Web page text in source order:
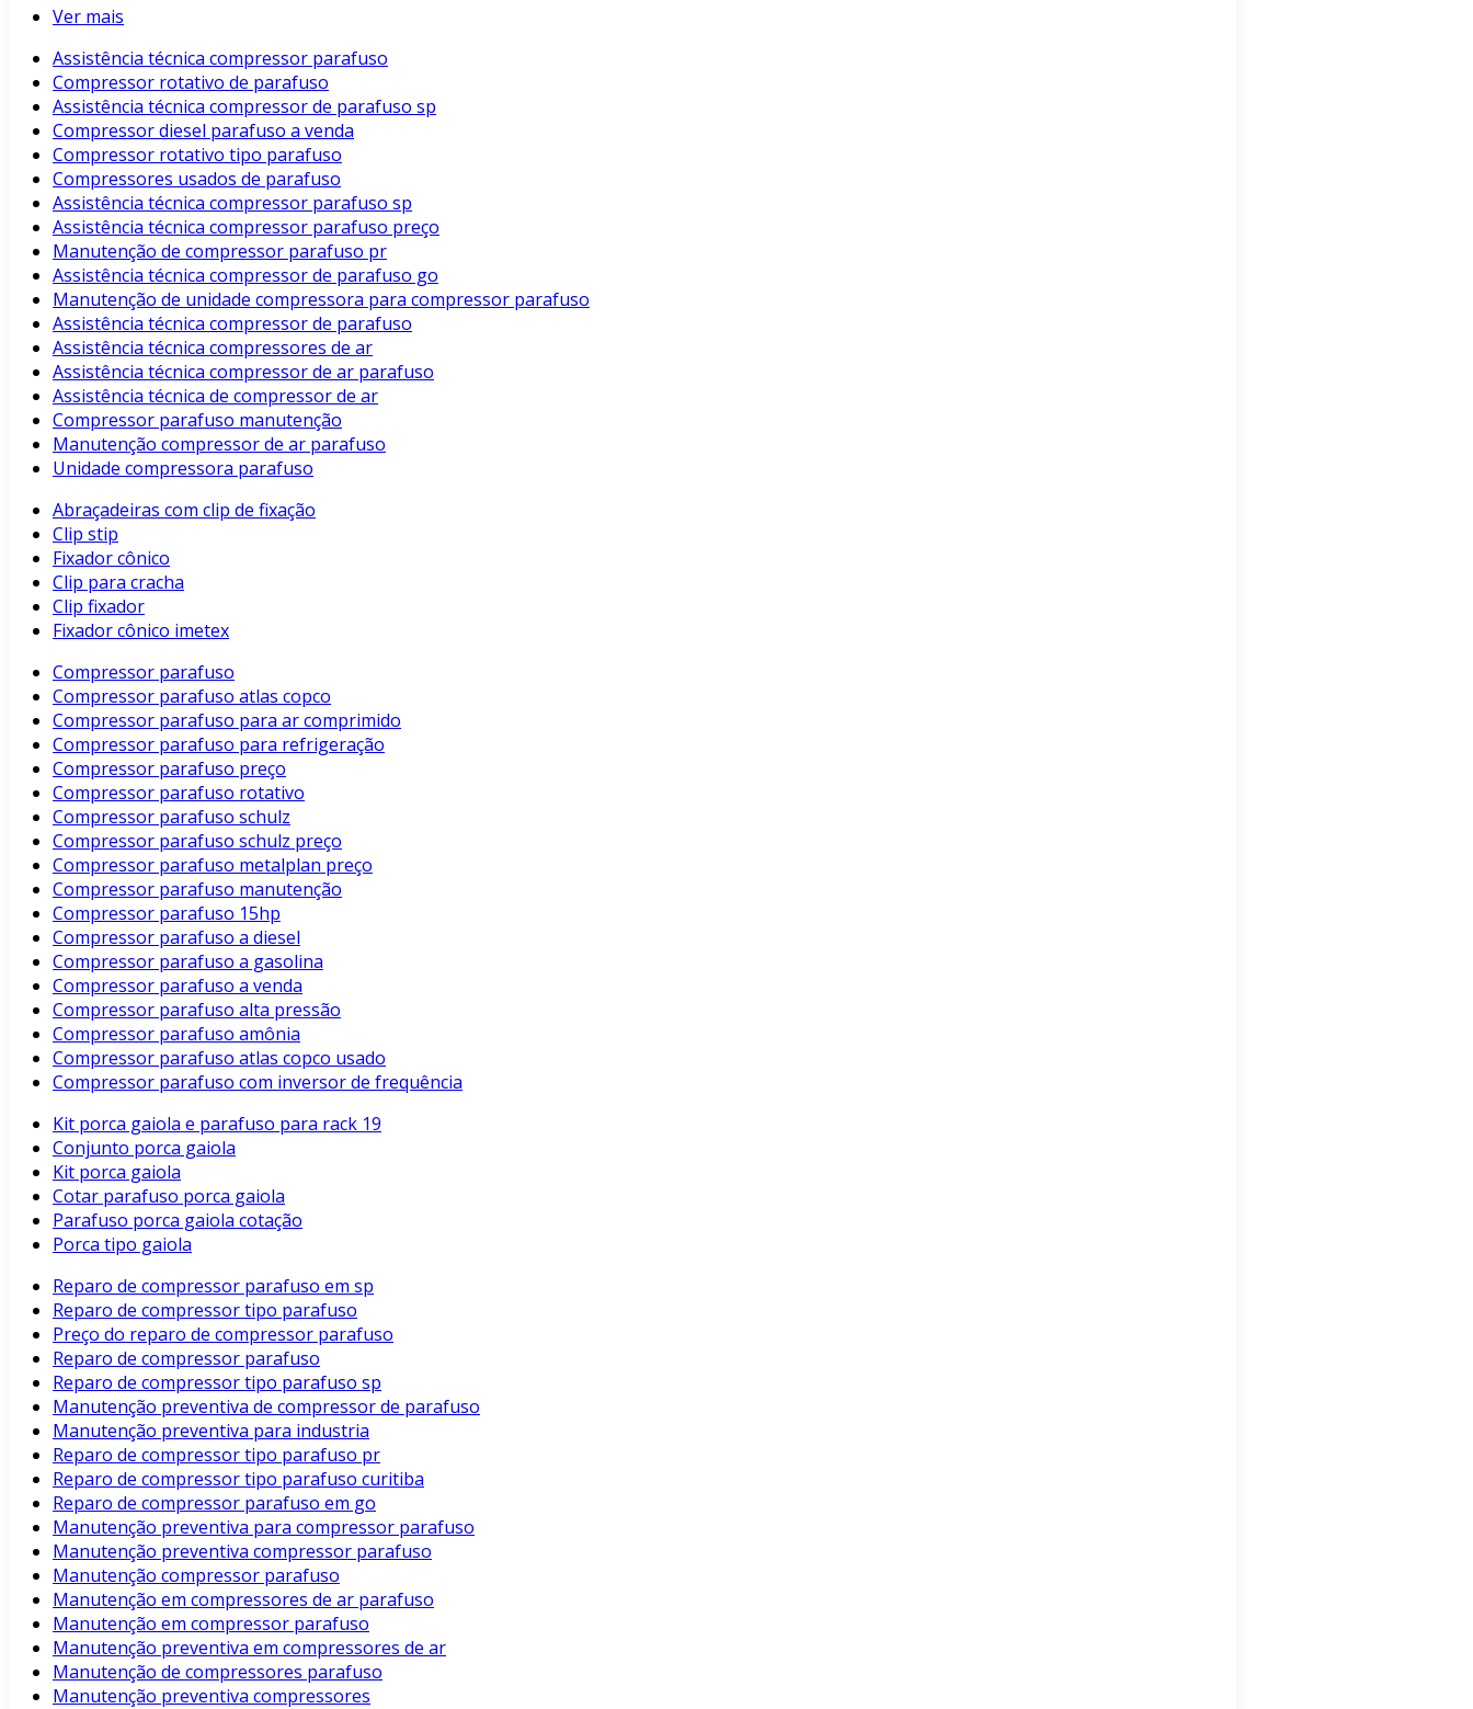
Ver mais
Assistência técnica compressor parafuso
Compressor rotativo de parafuso
Assistência técnica compressor de parafuso sp
Compressor diesel parafuso a venda
Compressor rotativo tipo parafuso
Compressores usados de parafuso
Assistência técnica compressor parafuso sp
Assistência técnica compressor parafuso preço
Manutenção de compressor parafuso pr
Assistência técnica compressor de parafuso go
Manutenção de unidade compressora para compressor parafuso
Assistência técnica compressor de parafuso
Assistência técnica compressores de ar
Assistência técnica compressor de ar parafuso
Assistência técnica de compressor de ar
Compressor parafuso manutenção
Manutenção compressor de ar parafuso
Unidade compressora parafuso
Abraçadeiras com clip de fixação
Clip stip
Fixador cônico
Clip para cracha
Clip fixador
Fixador cônico imetex
Compressor parafuso
Compressor parafuso atlas copco
Compressor parafuso para ar comprimido
Compressor parafuso para refrigeração
Compressor parafuso preço
Compressor parafuso rotativo
Compressor parafuso schulz
Compressor parafuso schulz preço
Compressor parafuso metalplan preço
Compressor parafuso manutenção
Compressor parafuso 15hp
Compressor parafuso a diesel
Compressor parafuso a gasolina
Compressor parafuso a venda
Compressor parafuso alta pressão
Compressor parafuso amônia
Compressor parafuso atlas copco usado
Compressor parafuso com inversor de frequência
Kit porca gaiola e parafuso para rack 19
Conjunto porca gaiola
Kit porca gaiola
Cotar parafuso porca gaiola
Parafuso porca gaiola cotação
Porca tipo gaiola
Reparo de compressor parafuso em sp
Reparo de compressor tipo parafuso
Preço do reparo de compressor parafuso
Reparo de compressor parafuso
Reparo de compressor tipo parafuso sp
Manutenção preventiva de compressor de parafuso
Manutenção preventiva para industria
Reparo de compressor tipo parafuso pr
Reparo de compressor tipo parafuso curitiba
Reparo de compressor parafuso em go
Manutenção preventiva para compressor parafuso
Manutenção preventiva compressor parafuso
Manutenção compressor parafuso
Manutenção em compressores de ar parafuso
Manutenção em compressor parafuso
Manutenção preventiva em compressores de ar
Manutenção de compressores parafuso
Manutenção preventiva compressores